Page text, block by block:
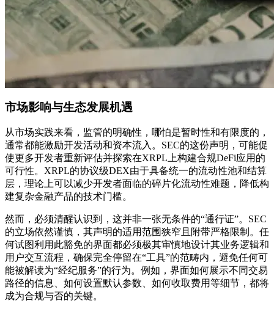
市场影响与生态发展机遇
从市场实践来看，监管的明确性，哪怕是暂时性和有限度的，
通常都能激励开发活动和资本流入。SEC的这份声明，可能促
使更多开发者重新评估并探索在XRPL上构建合规DeFi应用的
可行性。XRPL的协议级DEX由于具备统一的流动性池和结算
层，理论上可以减少开发者面临的碎片化流动性难题，降低构
建复杂金融产品的技术门槛。
然而，必须清醒认识到，这并非一张无条件的“通行证”。SEC
的立场依然谨慎，其声明的适用范围狭窄且附带严格限制。任
何试图利用此豁免的界面都必须极其审慎地设计其业务逻辑和
用户交互流程，确保完全停留在“工具”的范畴内，避免任何可
能被解读为“经纪服务”的行为。例如，界面如何展示不同交易
路径的信息、如何设置默认参数、如何收取费用等细节，都将
成为合规与否的关键。